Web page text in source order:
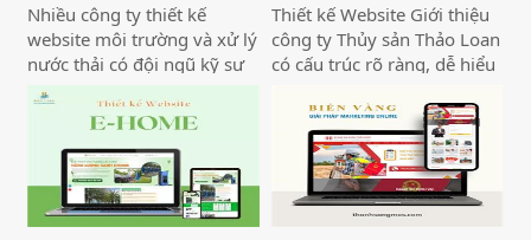
Nhiều công ty thiết kế
website môi trường và xử lý
nước thải có đội ngũ kỹ sư
giỏi, dự án thực tế ấn tượng
— nhưng website lại sơ sài,
tải chậm, không có trên
Google. Hệ quả là hợp đồng
B2B bị đối thủ có website
chuyên nghiệp hơn giành
Thiết kế Website Giới thiệu
công ty Thủy sản Thảo Loan
có cấu trúc rõ ràng, dễ hiểu
cập vào website giúp truyền
tải thông tin hiệu quả. Với
tone chủ đạo chính là 2
màu xanh dương và đỏ làm
nổi bật lên những nội dung